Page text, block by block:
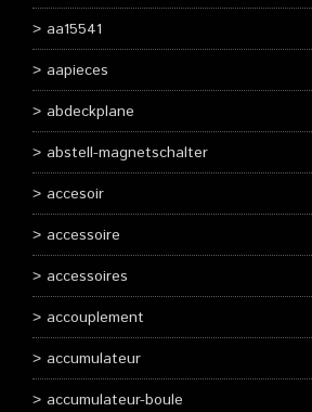
aa15541
aapieces
abdeckplane
abstell-magnetschalter
accesoir
accessoire
accessoires
accouplement
accumulateur
accumulateur-boule